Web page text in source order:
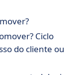
Ciclo
do cliente ou